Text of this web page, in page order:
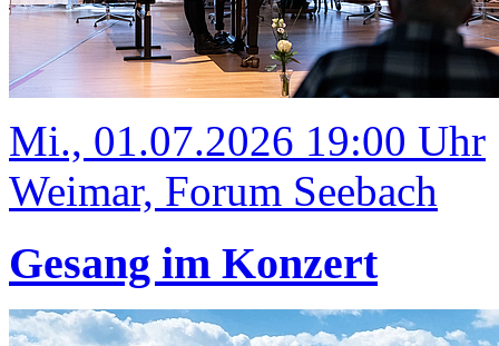
Mi., 01.07.2026 19:00 Uhr
Weimar, Forum Seebach
Gesang im Konzert